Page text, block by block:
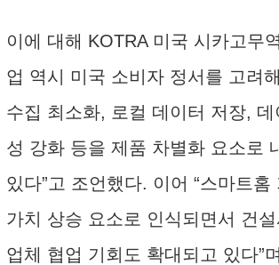
이에 대해 KOTRA 미국 시카고무
업 역시 미국 소비자 정서를 고려
수집 최소화, 로컬 데이터 저장, 데
성 강화 등을 제품 차별화 요소로
있다”고 조언했다. 이어 “스마트홈
가치 상승 요소로 인식되면서 건
업체 협업 기회도 확대되고 있다”